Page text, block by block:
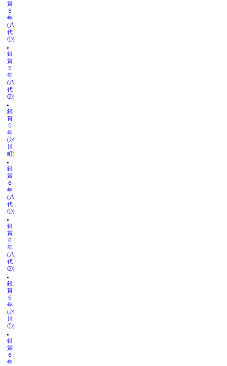
賞
５
年
(八
代
①)
銀
賞
５
年
(八
代
②)
銀
賞
５
年
(氷
川
町)
銀
賞
６
年
(八
代
①)
銀
賞
６
年
(八
代
②)
銀
賞
６
年
(氷
川
①)
銀
賞
６
年